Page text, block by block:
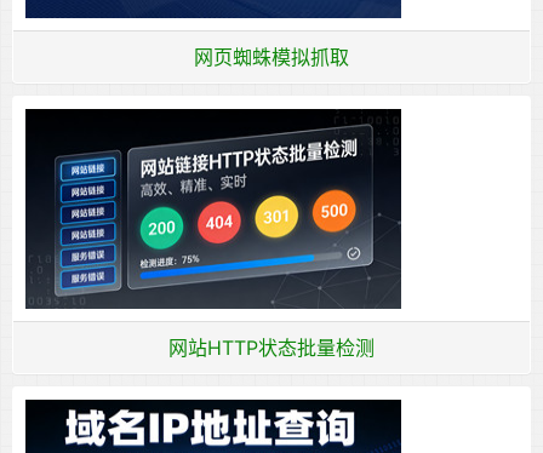
网页蜘蛛模拟抓取
网站HTTP状态批量检测